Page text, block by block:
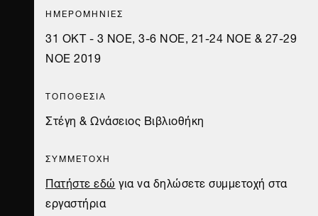
ΗΜΕΡΟΜΗΝΙΕΣ
31 ΟΚΤ - 3 ΝΟΕ, 3-6 ΝΟΕ, 21-24 ΝΟΕ & 27-29
ΝΟΕ 2019
ΤΟΠΟΘΕΣΙΑ
Στέγη & Ωνάσειος Βιβλιοθήκη
ΣΥΜΜΕΤΟΧΗ
Πατήστε εδώ για να δηλώσετε συμμετοχή στα
εργαστήρια